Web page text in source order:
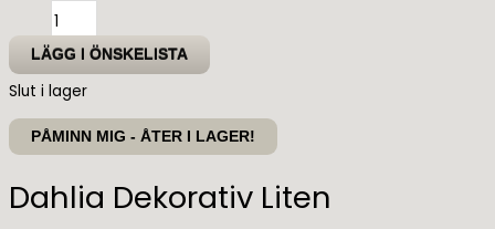
Dekorativ
Liten
'Noordwijks
Glory'
mängd
LÄGG I ÖNSKELISTA
Slut i lager
PÅMINN MIG - ÅTER I LAGER!
Dahlia Dekorativ Liten